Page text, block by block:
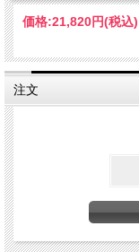
価格:21,820円(税込)
注文